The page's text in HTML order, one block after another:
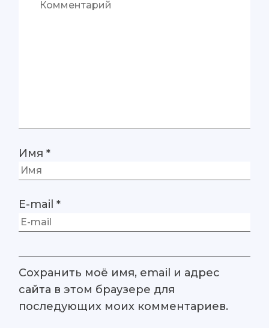
Имя*
E-mail*
Сохранить моё имя, email и адрес
сайта в этом браузере для
последующих моих комментариев.